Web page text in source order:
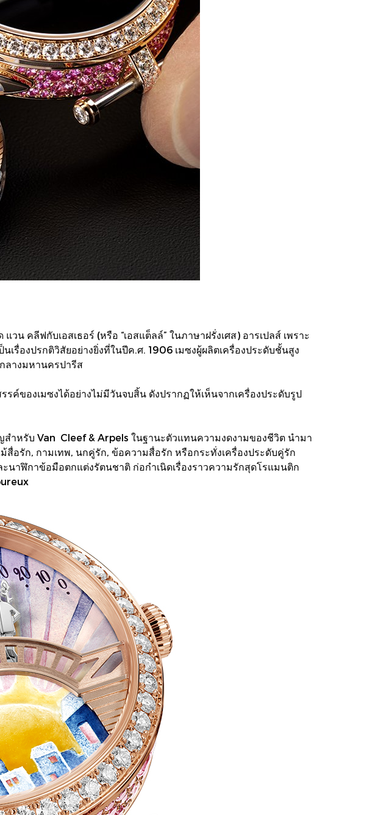
น คลีฟกับเอสเธอร์ (หรือ “เอสแต็ลล์” ในภาษาฝรั่งเศส) อารเปลส์ เพราะ
รื่องปรกติวิสัยอย่างยิ่งที่ในปีค.ศ. 1906 เมซงผู้ผลิตเครื่องประดับชั้นสูง
ลางมหานครปารีส
ค์ของเมซงได้อย่างไม่มีวันจบสิ้น ดังปรากฏให้เห็นจากเครื่องประดับรูป
ำหรับ Van Cleef & Arpels ในฐานะตัวแทนความงดงามของชีวิต นำมา
อรัก, กามเทพ, นกคู่รัก, ข้อความสื่อรัก หรือกระทั่งเครื่องประดับคู่รัก
าฬิกาข้อมือตกแต่งรัตนชาติ ก่อกำเนิดเรื่องราวความรักสุดโรแมนติก